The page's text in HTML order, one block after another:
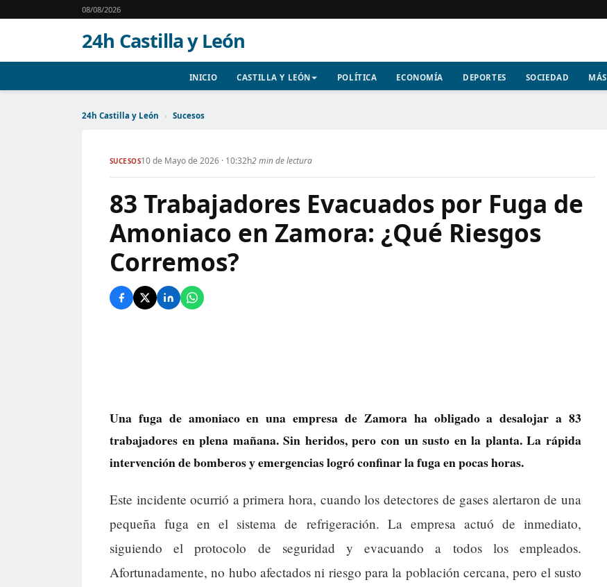
08/08/2026
24h Castilla y León
INICIO CASTILLA Y LEÓN POLÍTICA ECONOMÍA DEPORTES SOCIEDAD MÁS
24h Castilla y León › Sucesos
SUCESOS10 de Mayo de 2026 · 10:32h2 min de lectura
83 Trabajadores Evacuados por Fuga de
Amoniaco en Zamora: ¿Qué Riesgos
Corremos?
Una fuga de amoniaco en una empresa de Zamora ha obligado a desalojar a 83
trabajadores en plena mañana. Sin heridos, pero con un susto en la planta. La rápida
intervención de bomberos y emergencias logró confinar la fuga en pocas horas.
Este incidente ocurrió a primera hora, cuando los detectores de gases alertaron de una
pequeña fuga en el sistema de refrigeración. La empresa actuó de inmediato,
siguiendo el protocolo de seguridad y evacuando a todos los empleados.
Afortunadamente, no hubo afectados ni riesgo para la población cercana, pero el susto